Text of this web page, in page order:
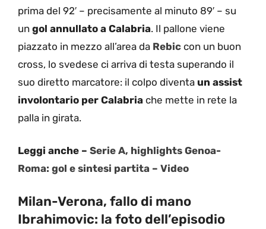
prima del 92′ – precisamente al minuto 89′ – su
un gol annullato a Calabria. Il pallone viene
piazzato in mezzo all’area da Rebic con un buon
cross, lo svedese ci arriva di testa superando il
suo diretto marcatore: il colpo diventa un assist
involontario per Calabria che mette in rete la
palla in girata.
Leggi anche – Serie A, highlights Genoa-
Roma: gol e sintesi partita – Video
Milan-Verona, fallo di mano
Ibrahimovic: la foto dell’episodio